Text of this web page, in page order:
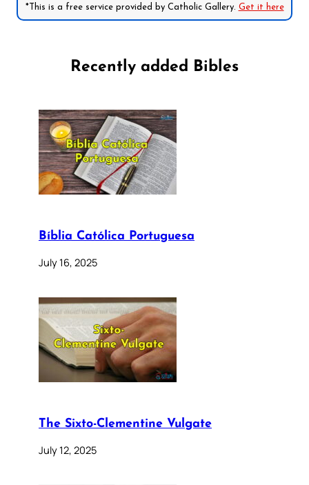
*This is a free service provided by Catholic Gallery. Get it here
Recently added Bibles
Bíblia Católica Portuguesa
July 16, 2025
The Sixto-Clementine Vulgate
July 12, 2025